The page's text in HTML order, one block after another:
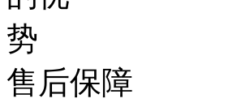
售后保障